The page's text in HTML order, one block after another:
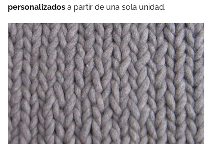
personalizados a partir de una sola unidad.